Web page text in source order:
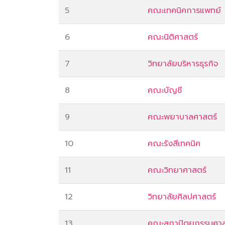
5 คณะเทคนิคการแพทย์
6 คณะนิติศาสตร์
7 วิทยาลัยบริหารธุรกิจ
8 คณะบัญชี
9 คณะพยาบาลศาสตร์
10 คณะรังสีเทคนิค
11 คณะวิทยาศาสตร์
12 วิทยาลัยศิลปศาสตร์